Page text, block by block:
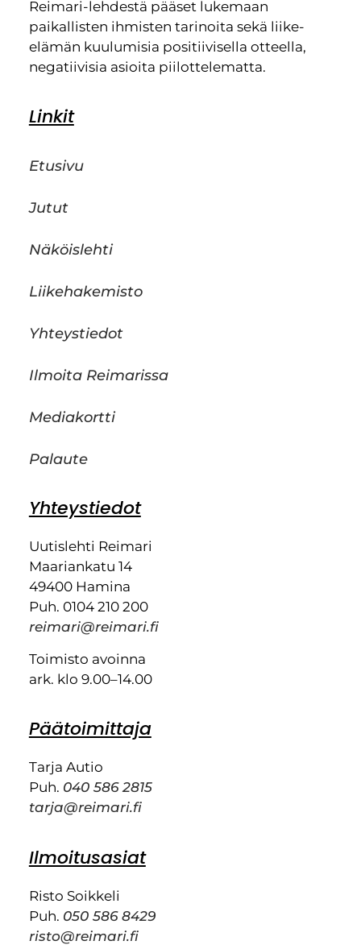
Reimari-lehdestä pääset lukemaan
paikallisten ihmisten tarinoita sekä liike-
elämän kuulumisia positiivisella otteella,
negatiivisia asioita piilottelematta.
Linkit
Etusivu
Jutut
Näköislehti
Liikehakemisto
Yhteystiedot
Ilmoita Reimarissa
Mediakortti
Palaute
Yhteystiedot
Uutislehti Reimari
Maariankatu 14
49400 Hamina
Puh. 0104 210 200
reimari@reimari.fi
Toimisto avoinna
ark. klo 9.00–14.00
Päätoimittaja
Tarja Autio
Puh. 040 586 2815
tarja@reimari.fi
Ilmoitusasiat
Risto Soikkeli
Puh. 050 586 8429
risto@reimari.fi